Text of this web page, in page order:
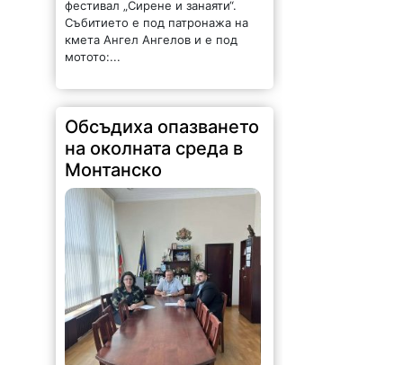
фестивал „Сирене и занаяти“.
Събитието е под патронажа на
кмета Ангел Ангелов и е под
мотото:...
Обсъдиха опазването
на околната среда в
Монтанско